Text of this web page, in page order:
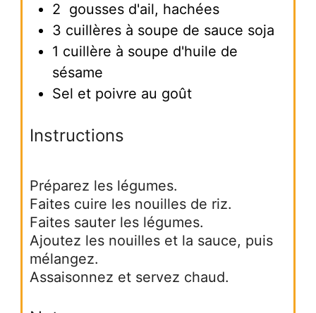
2 gousses d'ail, hachées
3 cuillères à soupe de sauce soja
1 cuillère à soupe d'huile de
sésame
Sel et poivre au goût
Instructions
Préparez les légumes.
Faites cuire les nouilles de riz.
Faites sauter les légumes.
Ajoutez les nouilles et la sauce, puis
mélangez.
Assaisonnez et servez chaud.